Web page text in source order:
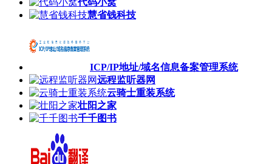
慧省钱科技
ICP/IP地址/域名信息备案管理系统
远程监听器网
云骑士重装系统
壮阳之家
千千图书